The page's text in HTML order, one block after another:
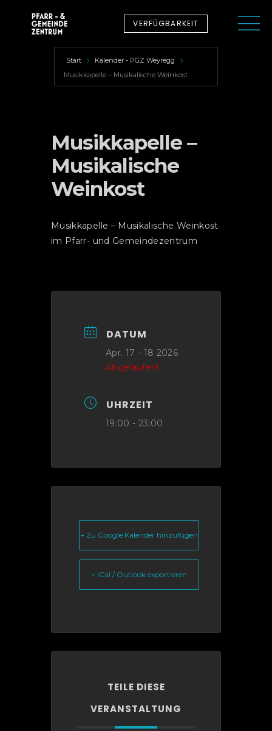
VERFÜGBARKEIT
Start
Kalender - PGZ Weyregg
Musikkapelle – Musikalische Weinkost
Musikkapelle –
Musikalische
Weinkost
Musikkapelle – Musikalische Weinkost
im Pfarr- und Gemeindezentrum
DATUM
Apr. 17 - 18 2026
Abgelaufen!
UHRZEIT
19:00 - 23:00
+ Zu Google Kalender hinzufügen
+ iCal / Outlook exportieren
TEILE DIESE
VERANSTALTUNG